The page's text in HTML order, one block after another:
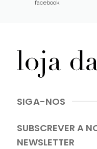
facebook
SIGA-NOS
SUBSCREVER A
NEWSLETTER